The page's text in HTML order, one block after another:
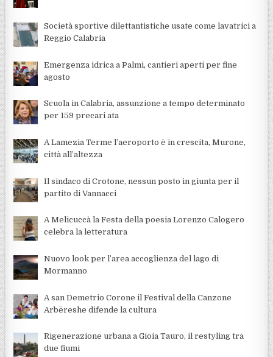
Società sportive dilettantistiche usate come lavatrici a
Reggio Calabria
Emergenza idrica a Palmi, cantieri aperti per fine
agosto
Scuola in Calabria, assunzione a tempo determinato
per 159 precari ata
A Lamezia Terme l’aeroporto è in crescita, Murone,
città all’altezza
Il sindaco di Crotone, nessun posto in giunta per il
partito di Vannacci
A Melicuccà la Festa della poesia Lorenzo Calogero
celebra la letteratura
Nuovo look per l’area accoglienza del lago di
Mormanno
A san Demetrio Corone il Festival della Canzone
Arbëreshe difende la cultura
Rigenerazione urbana a Gioia Tauro, il restyling tra
due fiumi